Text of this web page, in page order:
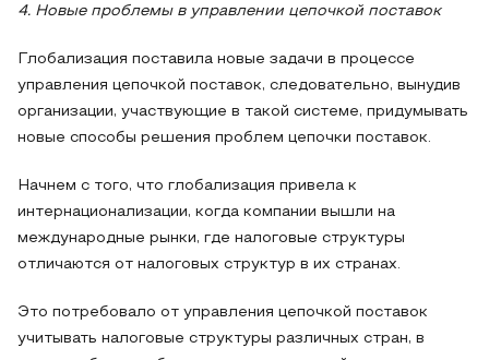
4. Новые проблемы в управлении цепочкой поставок
Глобализация поставила новые задачи в процессе
управления цепочкой поставок, следовательно, вынудив
организации, участвующие в такой системе, придумывать
новые способы решения проблем цепочки поставок.
Начнем с того, что глобализация привела к
интернационализации, когда компании вышли на
международные рынки, где налоговые структуры
отличаются от налоговых структур в их странах.
Это потребовало от управления цепочкой поставок
учитывать налоговые структуры различных стран, в